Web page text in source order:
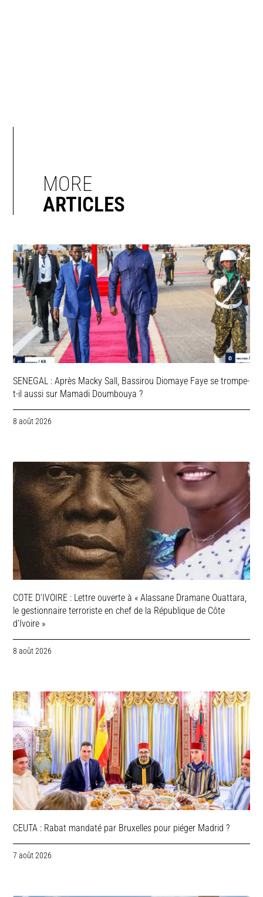
MORE
ARTICLES
SENEGAL : Après Macky Sall, Bassirou Diomaye Faye se trompe-
t-il aussi sur Mamadi Doumbouya ?
8 août 2026
COTE D’IVOIRE : Lettre ouverte à « Alassane Dramane Ouattara,
le gestionnaire terroriste en chef de la République de Côte
d’Ivoire »
8 août 2026
CEUTA : Rabat mandaté par Bruxelles pour piéger Madrid ?
7 août 2026